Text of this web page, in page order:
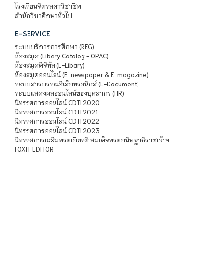
โรงเรียนจิตรลดาวิชาชีพ
สำนักวิชาศึกษาทั่วไป
E-SERVICE
ระบบบริการการศึกษา (REG)
ห้องสมุด (Libery Catalog - OPAC)
ห้องสมุดดิจิทัล (E-Libary)
ห้องสมุดออนไลน์ (E-newspaper & E-magazine)
ระบบสารบรรณอิเล็กทรอนิกส์ (E-Document)
ระบบแสดงผลออนไลน์ของบุคลากร (HR)
นิทรรศการออนไลน์ CDTI 2020
นิทรรศการออนไลน์ CDTI 2021
นิทรรศการออนไลน์ CDTI 2022
นิทรรศการออนไลน์ CDTI 2023
นิทรรศการเฉลิมพระเกียรติ สมเด็จพระกนิษฐาธิราชเจ้าฯ
FOXIT EDITOR